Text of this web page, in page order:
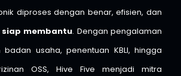
diproses dengan benar, efisien, dan
siap membantu. Dengan pengalaman
usaha, penentuan KBLI, hingga
OSS, Hive Five menjadi mitra